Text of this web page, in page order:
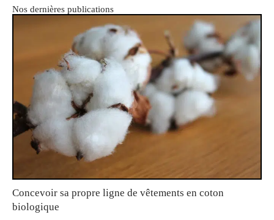
Nos dernières publications
Concevoir sa propre ligne de vêtements en coton
biologique